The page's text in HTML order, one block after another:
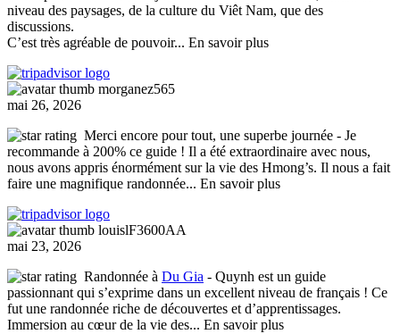
niveau des paysages, de la culture du Viêt Nam, que des
discussions.
C’est très agréable de pouvoir... En savoir plus
morganez565
mai 26, 2026
Merci encore pour tout, une superbe journée - Je
recommande à 200% ce guide ! Il a été extraordinaire avec nous,
nous avons appris énormément sur la vie des Hmong’s. Il nous a fait
faire une magnifique randonnée... En savoir plus
louislF3600AA
mai 23, 2026
Randonnée à Du Gia - Quynh est un guide
passionnant qui s’exprime dans un excellent niveau de français ! Ce
fut une randonnée riche de découvertes et d’apprentissages.
Immersion au cœur de la vie des... En savoir plus